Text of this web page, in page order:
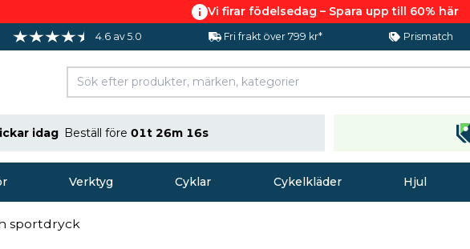
Vi firar födelsedag – Spara upp till 60% här
4.6 av 5.0 Fri frakt över 799 kr* Prismatch
idag Beställ före 01t 26m 15s
Verktyg Cyklar Cykelkläder Hjul
sportdryck